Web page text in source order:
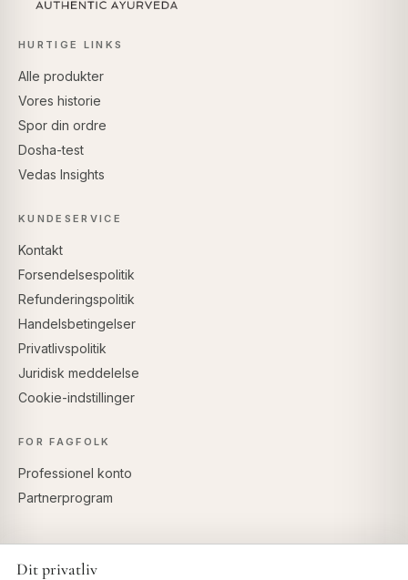
HURTIGE LINKS
Alle produkter
Vores historie
Spor din ordre
Dosha-test
Vedas Insights
KUNDESERVICE
Kontakt
Forsendelsespolitik
Refunderingspolitik
Handelsbetingelser
Privatlivspolitik
Juridisk meddelelse
Cookie-indstillinger
FOR FAGFOLK
Professionel konto
Partnerprogram
Dit privatliv